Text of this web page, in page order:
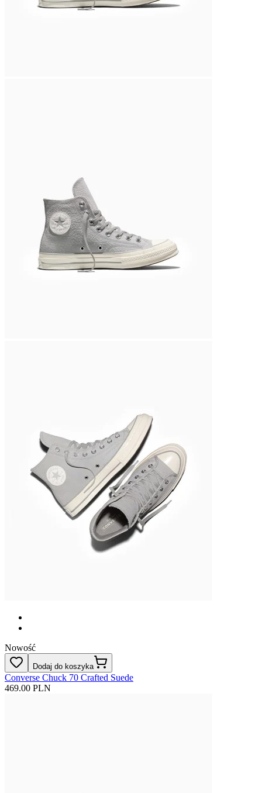
Nowość
Dodaj do koszyka
Converse Chuck 70 Crafted Suede
469.00 PLN